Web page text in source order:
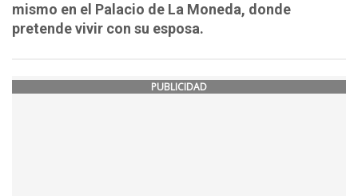
mismo en el Palacio de La Moneda, donde
pretende vivir con su esposa.
PUBLICIDAD